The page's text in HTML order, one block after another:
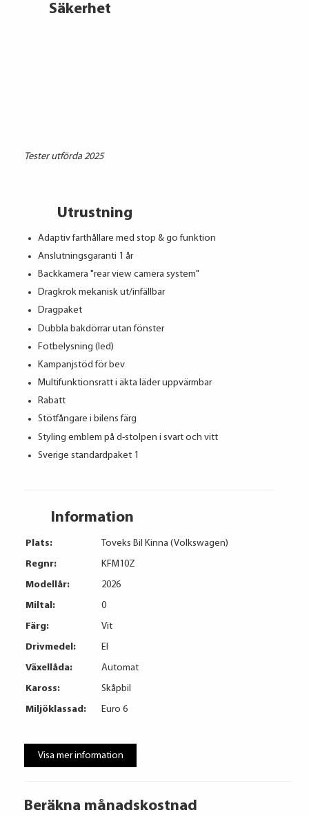
Utrustning
Adaptiv farthållare med stop & go funktion
Anslutningsgaranti 1 år
Backkamera "rear view camera system"
Dragkrok mekanisk ut/infällbar
Dragpaket
Dubbla bakdörrar utan fönster
Fotbelysning (led)
Kampanjstöd för bev
Multifunktionsratt i äkta läder uppvärmbar
Rabatt
Stötfångare i bilens färg
Styling emblem på d-stolpen i svart och vitt
Sverige standardpaket 1
Säkerhet
Tester utförda 2025
Beräkna månadskostnad
Information
Plats:
Toveks Bil Kinna (Volkswagen)
Regnr:
KFM10Z
Modellår:
2026
Miltal:
0
Färg:
Vit
Drivmedel:
El
Växellåda:
Automat
Kaross:
Skåpbil
Miljöklassad:
Euro 6
Visa mer information